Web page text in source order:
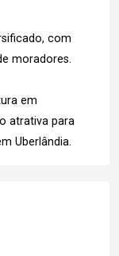
com
moradores.
em
atrativa para
Uberlândia.